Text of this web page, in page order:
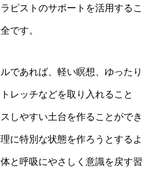
ピストのサポートを活用するこ
です。
であれば、軽い瞑想、ゆったり
レッチなどを取り入れること
しやすい土台を作ることができ
に特別な状態を作ろうとするよ
と呼吸にやさしく意識を戻す習